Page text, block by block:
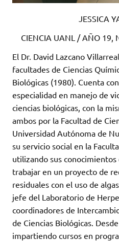
JESSICA
CIENCIA UANL / AÑO 19,
El Dr. David Lazcano
facultades de Ciencias
Biológicas (1980). Cuenta
especialidad en manejo de
ciencias biológicas, con la
ambos por la Facultad de
Universidad Autónoma de
su servicio social en la
utilizando sus
trabajar en un proyecto de
residuales con el uso de
jefe del Laboratorio de
coordinadores de
de Ciencias Biológicas.
impartiendo cursos en